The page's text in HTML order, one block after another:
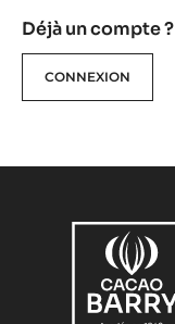
Déjà un compte ?
CONNEXION